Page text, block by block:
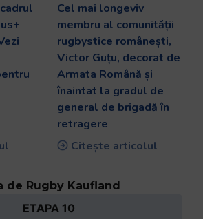
Cel mai longeviv
membru al comunității
rugbystice românești,
Victor Guțu, decorat de
Armata Română și
înaintat la gradul de
general de brigadă în
retragere
Citește articolul
de Rugby Kaufland
ETAPA 10